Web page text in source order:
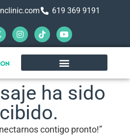
619 369 9191
ha sido
contigo pronto!”